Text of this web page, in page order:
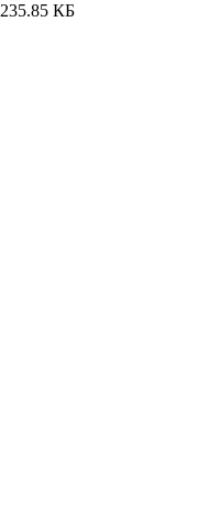
235.85 КБ